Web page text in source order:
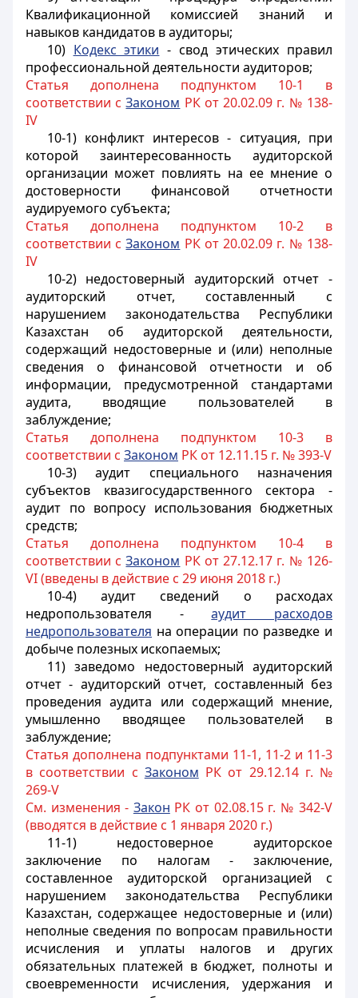
Квалификационной комиссией знаний и
навыков кандидатов в аудиторы;
10) Кодекс этики - свод этических правил
профессиональной деятельности аудиторов;
Статья дополнена подпунктом 10-1 в
соответствии сЗаконом РК от 20.02.09 г. № 138-
IV
10-1) конфликт интересов - ситуация, при
которой заинтересованность аудиторской
организации может повлиять на ее мнение о
достоверности финансовой отчетности
аудируемого субъекта;
Статья дополнена подпунктом 10-2 в
соответствии сЗаконом РК от 20.02.09 г. № 138-
IV
10-2) недостоверный аудиторский отчет -
аудиторский отчет, составленный с
нарушением законодательства Республики
Казахстан об аудиторской деятельности,
содержащий недостоверные и (или) неполные
сведения о финансовой отчетности и об
информации, предусмотренной стандартами
аудита, вводящие пользователей в
заблуждение;
Статья дополнена подпунктом 10-3 в
соответствии с Законом РК от 12.11.15 г. № 393-V
10-3) аудит специального назначения
субъектов квазигосударственного сектора -
аудит по вопросу использования бюджетных
средств;
Статья дополнена подпунктом 10-4 в
соответствии сЗаконом РК от 27.12.17 г. № 126-
VI (введены в действие с 29 июня 2018 г.)
10-4) аудит сведений о расходах
недропользователя -аудит расходов
недропользователя на операции по разведке и
добыче полезных ископаемых;
11) заведомо недостоверный аудиторский
отчет - аудиторский отчет, составленный без
проведения аудита или содержащий мнение,
умышленно вводящее пользователей в
заблуждение;
Статья дополнена подпунктами 11-1, 11-2 и 11-3
в соответствии с Законом РК от 29.12.14 г. №
269-V
См. изменения - Закон РК от 02.08.15 г. № 342-V
(вводятся в действие с 1 января 2020 г.)
11-1) недостоверное аудиторское
заключение по налогам - заключение,
составленное аудиторской организацией с
нарушением законодательства Республики
Казахстан, содержащее недостоверные и (или)
неполные сведения по вопросам правильности
исчисления и уплаты налогов и других
обязательных платежей в бюджет, полноты и
своевременности исчисления, удержания и